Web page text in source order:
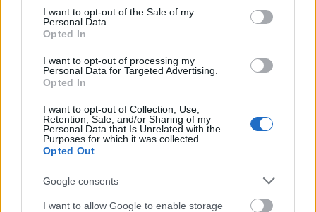
consent section.
I want to opt-out of the Sale of my
Personal Data.
Opted In
I want to opt-out of processing my
Personal Data for Targeted Advertising.
Opted In
I want to opt-out of Collection, Use,
Retention, Sale, and/or Sharing of my
Personal Data that Is Unrelated with the
Purposes for which it was collected.
Opted Out
Google consents
I want to allow Google to enable storage